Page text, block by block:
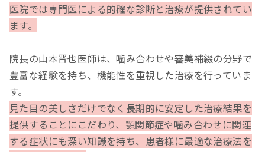
医院では専門医による的確な診断と治療が提供されてい
ます。
院長の山本晋也医師は、噛み合わせや審美補綴の分野で
豊富な経験を持ち、機能性を重視した治療を行っていま
す。
見た目の美しさだけでなく長期的に安定した治療結果を
提供することにこだわり、顎関節症や噛み合わせに関連
する症状にも深い知識を持ち、患者様に最適な治療法を